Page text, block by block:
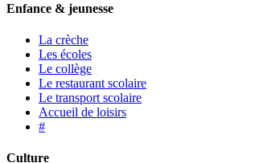
Enfance & jeunesse
La crèche
Les écoles
Le collège
Le restaurant scolaire
Le transport scolaire
Accueil de loisirs
#
Culture